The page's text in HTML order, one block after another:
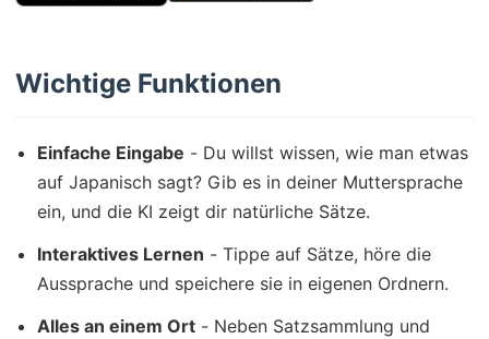
Wichtige Funktionen
Einfache Eingabe - Du willst wissen, wie man etwas
auf Japanisch sagt? Gib es in deiner Muttersprache
ein, und die KI zeigt dir natürliche Sätze.
Interaktives Lernen - Tippe auf Sätze, höre die
Aussprache und speichere sie in eigenen Ordnern.
Alles an einem Ort - Neben Satzsammlung und